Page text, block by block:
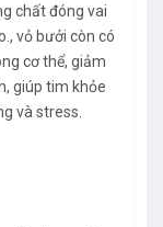
chất đóng vai
vỏ bưởi còn có
cơ thể, giảm
giúp tim khỏe
và stress.